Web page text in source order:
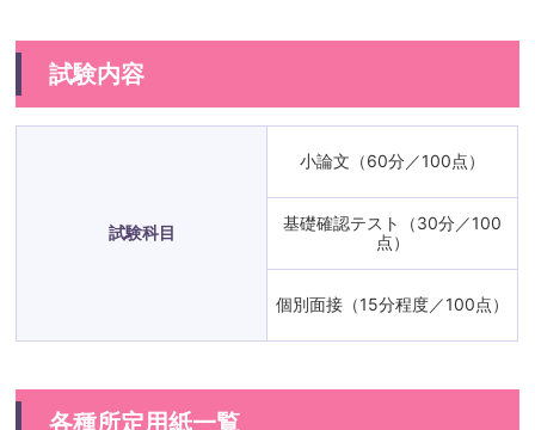
試験内容
試験科目
小論文（60分／100点）
基礎確認テスト（30分／100
点）
個別面接（15分程度／100点）
各種所定用紙一覧